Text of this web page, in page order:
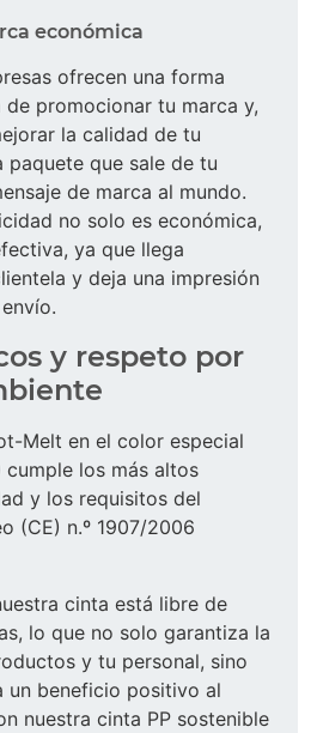
económica
ofrecen una forma
promocionar tu marca y,
la calidad de tu
paquete que sale de tu
de marca al mundo.
no solo es económica,
ya que llega
y deja una impresión
y respeto por
Melt en el color especial
los más altos
y los requisitos del
(CE) n.º 1907/2006
cinta está libre de
lo que no solo garantiza la
y tu personal, sino
un beneficio positivo al
nuestra cinta PP sostenible